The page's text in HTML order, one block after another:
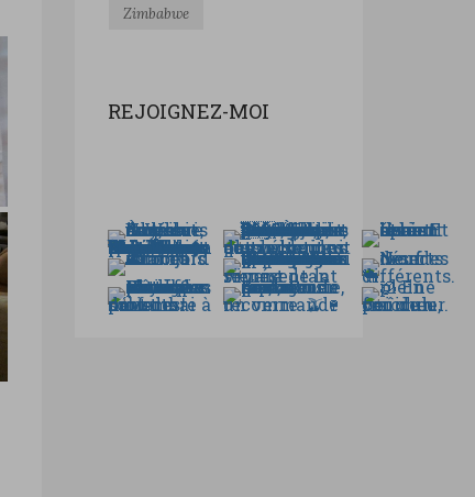
Zimbabwe
REJOIGNEZ-MOI